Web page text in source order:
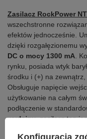
Zasilacz RockPower
wszechstronne
efektów jednocześnie.
dzięki rozgałęzionemu
DC o mocy 1300 mA .
rynku, posiada wtyk
środku i (+) na
Obsługuje napięcie
użytkowanie na całym
podłączenie w
wydajny, zasilacz ten